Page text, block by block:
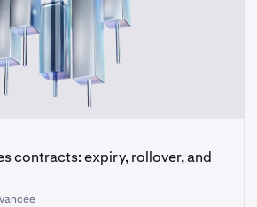
contracts: expiry, rollover, and